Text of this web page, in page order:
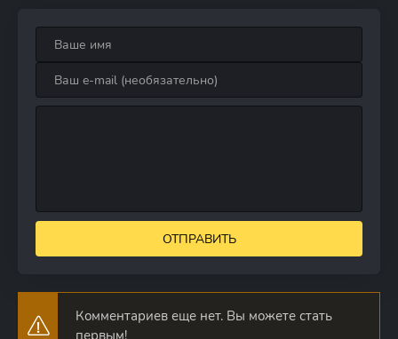
ОТПРАВИТЬ
Комментариев еще нет. Вы можете стать
первым!